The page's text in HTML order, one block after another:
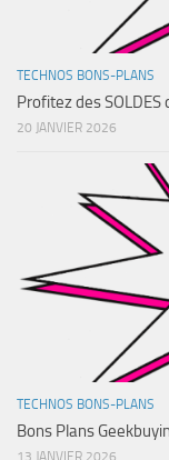
TECHNOS BONS-PLANS
Profitez des SOLDES
20 JANVIER 2026
TECHNOS BONS-PLANS
Bons Plans